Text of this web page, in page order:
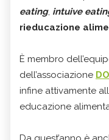
eating, intuive
rieducazione
È membro
dell’associazione
infine attivamente
educazione